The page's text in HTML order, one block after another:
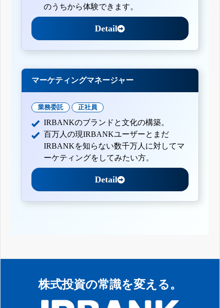
のうちから体験できます。
Detail
マーケティングマネージャー
業務委託 正社員
IRBANKのブランドと文化の構築。
百万人の現IRBANKユーザーとまだ
IRBANKを知らない数千万人に対してマ
ーケティングをしてみたい方。
Detail
株式投資の常識を変える。